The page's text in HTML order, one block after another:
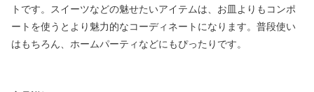
トです。スイーツなどの魅せたいアイテムは、お皿よりもコンポ
ートを使うとより魅力的なコーディネートになります。普段使い
はもちろん、ホームパーティなどにもぴったりです。